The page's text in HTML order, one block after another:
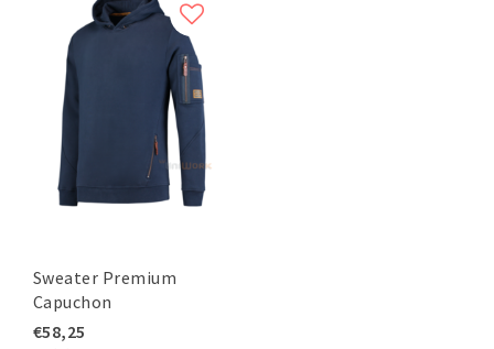
Sweater Premium
Capuchon
€58,25